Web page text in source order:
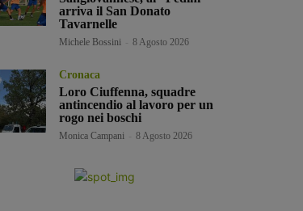
arriva il San Donato
Tavarnelle
Michele Bossini 8 Agosto 2026
Cronaca
Loro Ciuffenna, squadre
antincendio al lavoro per un
rogo nei boschi
Monica Campani 8 Agosto 2026